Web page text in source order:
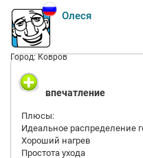
Олеся
Город: Ковров
впечатление
Плюсы:
Идеальное распределение
Хороший нагрев
Простота ухода